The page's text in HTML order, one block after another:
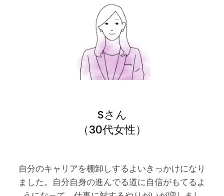
Sさん
（30代女性）
自分のキャリアを棚卸しするよいきっかけになり
ました。自分自身の進んでる道に自信がもてるよ